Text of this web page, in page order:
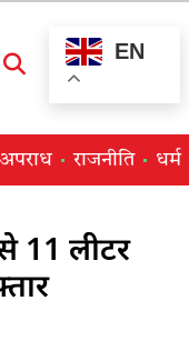
EN
अपराध राजनीति धर्म
11 लीटर